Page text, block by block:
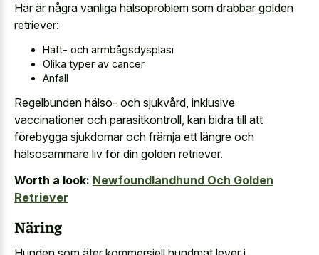
Här är några vanliga hälsoproblem som drabbar golden
retriever:
Häft- och armbågsdysplasi
Olika typer av cancer
Anfall
Regelbunden hälso- och sjukvård, inklusive
vaccinationer och parasitkontroll, kan bidra till att
förebygga sjukdomar och främja ett längre och
hälsosammare liv för din golden retriever.
Worth a look: Newfoundlandhund Och Golden
Retriever
Näring